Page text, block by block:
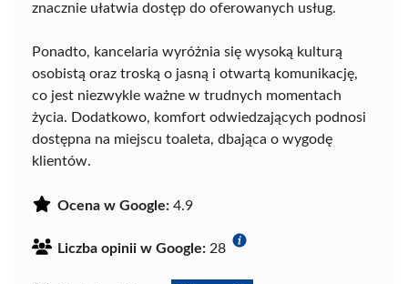
znacznie ułatwia dostęp do oferowanych usług.
Ponadto, kancelaria wyróżnia się wysoką kulturą
osobistą oraz troską o jasną i otwartą komunikację,
co jest niezwykle ważne w trudnych momentach
życia. Dodatkowo, komfort odwiedzających podnosi
dostępna na miejscu toaleta, dbająca o wygodę
klientów.
Ocena w Google: 4.9
Liczba opinii w Google: 28